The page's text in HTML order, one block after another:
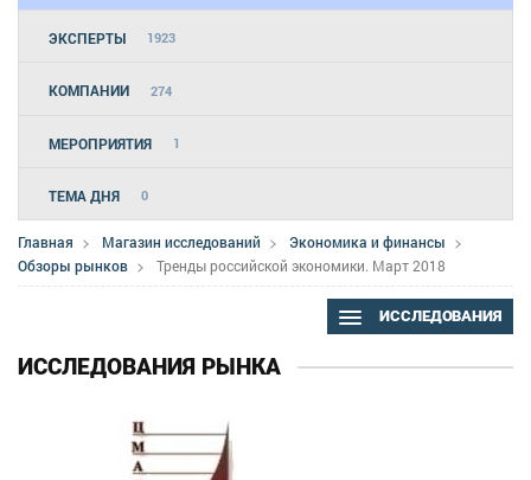
ЭКСПЕРТЫ 1923
КОМПАНИИ 274
МЕРОПРИЯТИЯ 1
ТЕМА ДНЯ 0
Главная Магазин исследований
Экономика и финансы
Обзоры рынков
Тренды российской экономики. Март 2018
ИССЛЕДОВАНИЯ
ИССЛЕДОВАНИЯ РЫНКА